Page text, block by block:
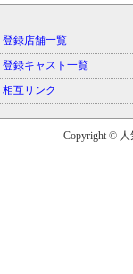
登録店舗一覧
登録キャスト一覧
相互リンク
Copyright © 人